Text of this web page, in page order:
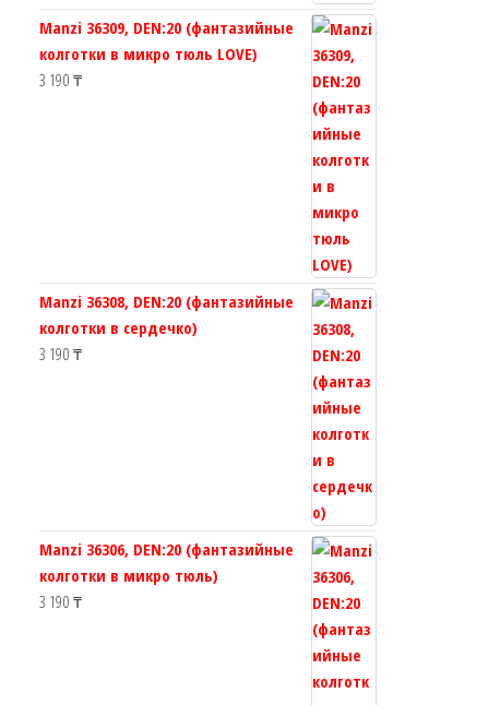
Manzi 36309, DEN:20 (фантазийные
колготки в микро тюль LOVE)
3 190 ₸
Manzi 36308, DEN:20 (фантазийные
колготки в сердечко)
3 190 ₸
Manzi 36306, DEN:20 (фантазийные
колготки в микро тюль)
3 190 ₸